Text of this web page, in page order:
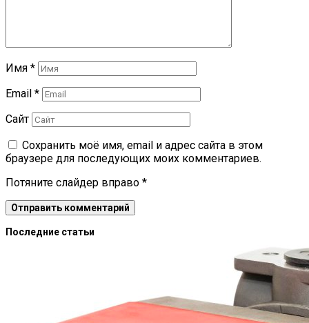
Имя *
Email *
Сайт
Сохранить моё имя, email и адрес сайта в этом
браузере для последующих моих комментариев.
Потяните слайдер вправо *
Последние статьи